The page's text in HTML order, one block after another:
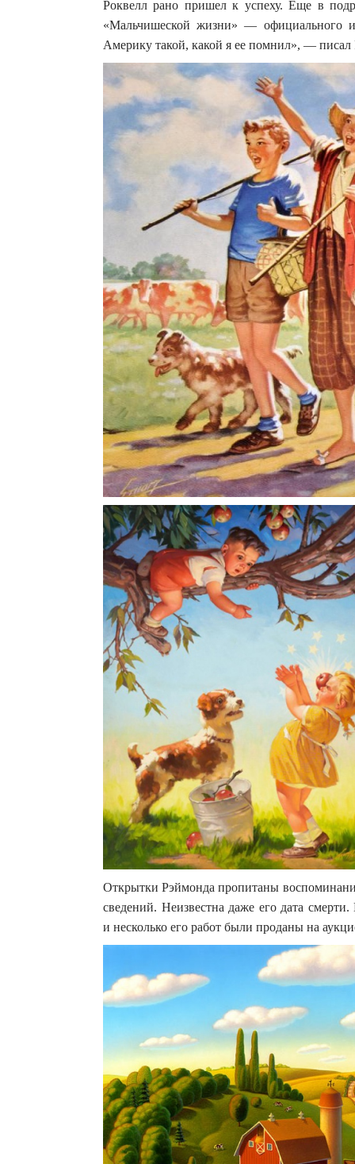
Роквелл рано пришел к успеху. Еще в
«Мальчишеской жизни» — официального
Америку такой, какой я ее помнил», —
Открытки Рэймонда пропитаны
сведений. Неизвестна даже его дата
и несколько его работ были проданы на